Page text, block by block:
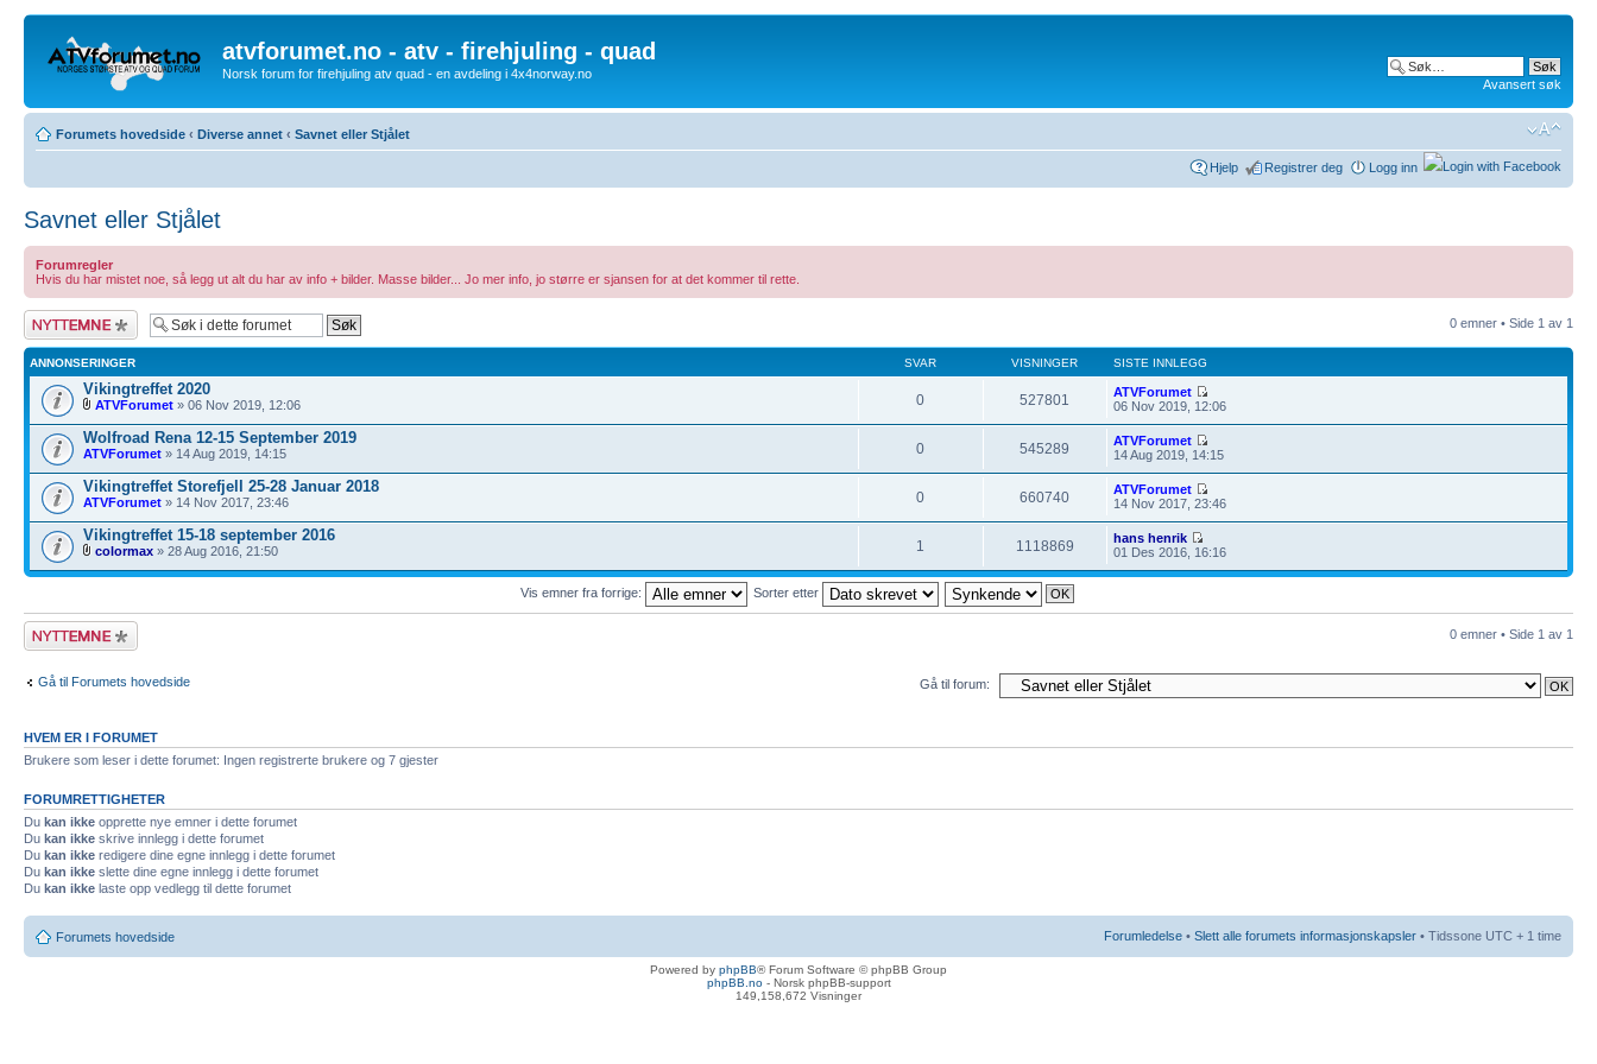
atvforumet.no - atv - firehjuling - quad
Norsk forum for firehjuling atv quad - en avdeling i 4x4norway.no
Avansert søk
Forumets hovedside ‹ Diverse annet ‹ Savnet eller Stjålet
Hjelp Registrer deg Logg inn
Savnet eller Stjålet
Forumregler
Hvis du har mistet noe, så legg ut alt du har av info + bilder. Masse bilder... Jo mer info, jo større er sjansen for at det kommer til rette.
Legg inn et nytt
emne
0 emner • Side 1 av 1
ANNONSERINGER SVAR VISNINGER SISTE INNLEGG
Vikingtreffet 2020
ATVForumet » 06 Nov 2019, 12:06 0 527801
ATVForumet
06 Nov 2019, 12:06
Wolfroad Rena 12-15 September 2019
ATVForumet » 14 Aug 2019, 14:15 0 545289
ATVForumet
14 Aug 2019, 14:15
Vikingtreffet Storefjell 25-28 Januar 2018
ATVForumet » 14 Nov 2017, 23:46 0 660740
ATVForumet
14 Nov 2017, 23:46
Vikingtreffet 15-18 september 2016
colormax » 28 Aug 2016, 21:50 1 1118869
hans henrik
01 Des 2016, 16:16
Vis emner fra forrige: Sorter etter
Legg inn et nytt
emne
0 emner • Side 1 av 1
Gå til Forumets hovedside Gå til forum:
HVEM ER I FORUMET
Brukere som leser i dette forumet: Ingen registrerte brukere og 7 gjester
FORUMRETTIGHETER
Du kan ikke opprette nye emner i dette forumet
Du kan ikke skrive innlegg i dette forumet
Du kan ikke redigere dine egne innlegg i dette forumet
Du kan ikke slette dine egne innlegg i dette forumet
Du kan ikke laste opp vedlegg til dette forumet
Forumets hovedside Forumledelse • Slett alle forumets informasjonskapsler • Tidssone UTC + 1 time
Powered by phpBB® Forum Software © phpBB Group
phpBB.no- Norsk phpBB-support
149,158,672 Visninger